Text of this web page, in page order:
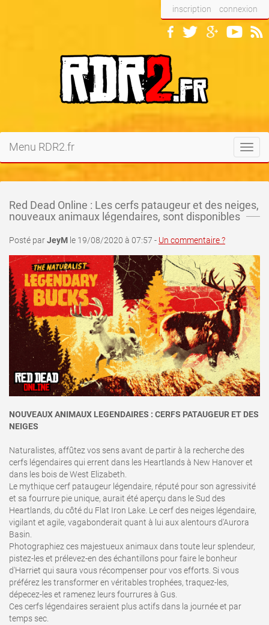
inscription connexion
Menu RDR2.fr
Red Dead Online : Les cerfs pataugeur et des neiges,
nouveaux animaux légendaires, sont disponibles
Posté parJeyM le 19/08/2020 à 07:57 - Un commentaire ?
NOUVEAUX ANIMAUX LEGENDAIRES : CERFS PATAUGEUR ET DES
NEIGES
Naturalistes, affûtez vos sens avant de partir à la recherche des
cerfs légendaires qui errent dans les Heartlands à New Hanover et
dans les bois de West Elizabeth.
Le mythique cerf pataugeur légendaire, réputé pour son agressivité
et sa fourrure pie unique, aurait été aperçu dans le Sud des
Heartlands, du côté du Flat Iron Lake. Le cerf des neiges légendaire,
vigilant et agile, vagabonderait quant à lui aux alentours d'Aurora
Basin.
Photographiez ces majestueux animaux dans toute leur splendeur,
pistez-les et prélevez-en des échantillons pour faire le bonheur
d'Harriet qui saura vous récompenser pour vos efforts. Si vous
préférez les transformer en véritables trophées, traquez-les,
dépecez-les et ramenez leurs fourrures à Gus.
Ces cerfs légendaires seraient plus actifs dans la journée et par
temps sec.